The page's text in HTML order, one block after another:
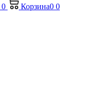
0 Корзина0 0